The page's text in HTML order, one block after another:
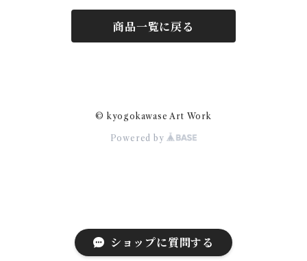
ショップに質問する
商品一覧に戻る
© kyogokawase Art Work
Powered by